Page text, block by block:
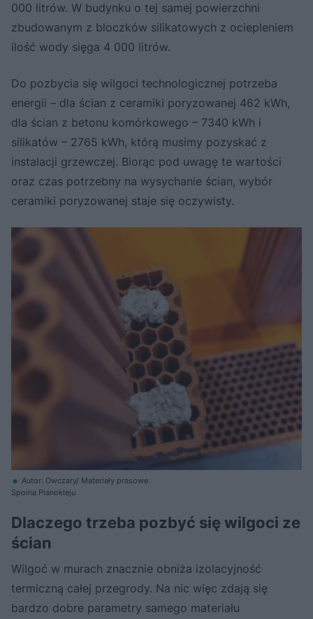
000 litrów. W budynku o tej samej powierzchni
zbudowanym z bloczków silikatowych z ociepleniem
ilość wody sięga 4 000 litrów.
Do pozbycia się wilgoci technologicznej potrzeba
energii – dla ścian z ceramiki poryzowanej 462 kWh,
dla ścian z betonu komórkowego – 7340 kWh i
silikatów – 2765 kWh, którą musimy pozyskać z
instalacji grzewczej. Biorąc pod uwagę te wartości
oraz czas potrzebny na wysychanie ścian, wybór
ceramiki poryzowanej staje się oczywisty.
Autor: Owczary/ Materiały prasowe
Spoina Pianokleju
Dlaczego trzeba pozbyć się wilgoci ze
ścian
Wilgoć w murach znacznie obniża izolacyjność
termiczną całej przegrody. Na nic więc zdają się
bardzo dobre parametry samego materiału